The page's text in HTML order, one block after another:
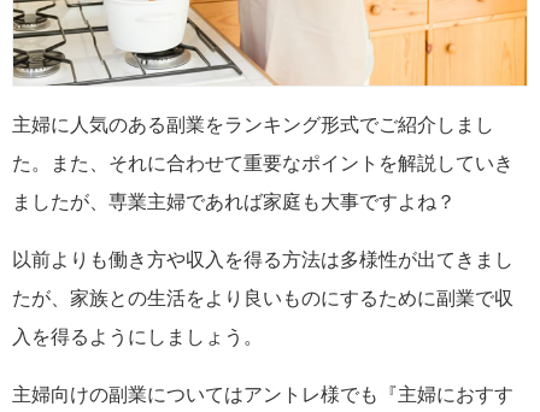
主婦に人気のある副業をランキング形式でご紹介しまし
た。また、それに合わせて重要なポイントを解説していき
ましたが、専業主婦であれば家庭も大事ですよね？
以前よりも働き方や収入を得る方法は多様性が出てきまし
たが、家族との生活をより良いものにするために副業で収
入を得るようにしましょう。
主婦向けの副業についてはアントレ様でも『主婦におすす